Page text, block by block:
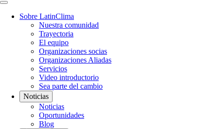
Navegación
Sobre LatinClima
Nuestra comunidad
Trayectoria
El equipo
Organizaciones socias
Organizaciones Aliadas
Servicios
Video introductorio
Sea parte del cambio
Noticias
Noticias
Oportunidades
Blog